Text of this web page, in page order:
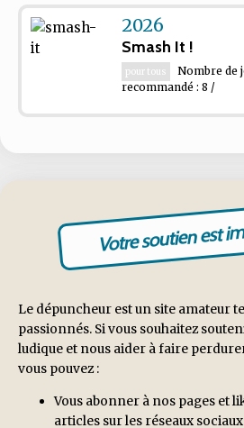
2026
Smash It !
pour tous
Nombre de
recommandé : 8 /
Votre soutien est
Le dépuncheur est un site amateur
passionnés. Si vous souhaitez
ludique et nous aider à faire
vous pouvez :
Vous abonner à nos pages et
articles sur les réseaux sociaux